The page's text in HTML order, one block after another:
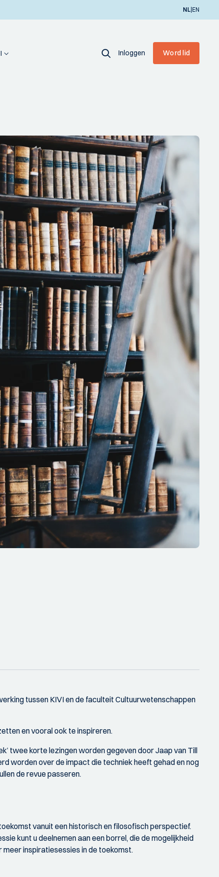
NL|EN
Inloggen Word lid
tussen KIVI en de faculteit Cultuurwetenschappen
en vooral ook te inspireren.
twee korte lezingen worden gegeven door Jaap van Till
worden over de impact die techniek heeft gehad en nog
de revue passeren.
vanuit een historisch en filosofisch perspectief.
kunt u deelnemen aan een borrel, die de mogelijkheid
inspiratiesessies in de toekomst.